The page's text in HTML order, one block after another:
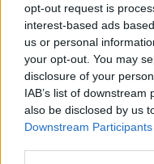
opt-out request is
interest-based ads
us or personal
your opt-out. You may
disclosure of your
IAB’s list of
also be disclosed by us
Downstream Participants
Mr. Babaarc nagyon
igazol, elküldi aki nem
focit játszik.
hiba a játékban, de
Elkezdődött egy
mindig rizikó, nem is
de nagyon igyekszik,
vagyok!